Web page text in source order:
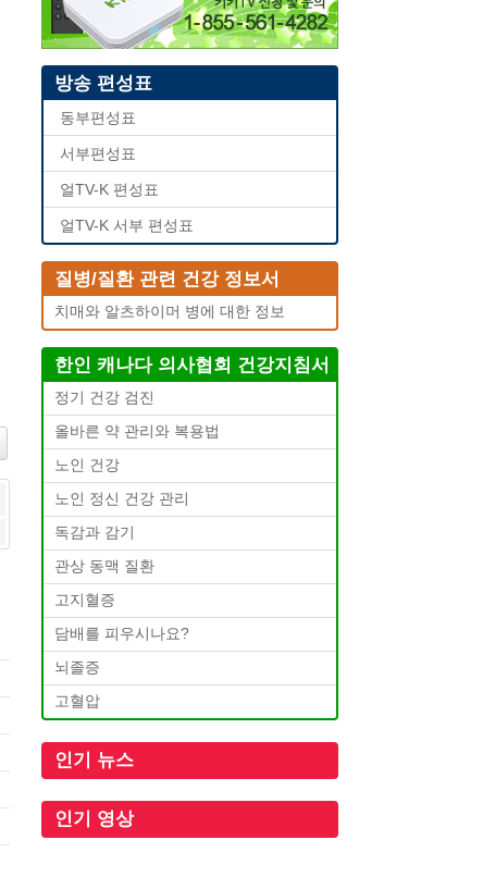
방송 편성표
동부편성표
서부편성표
얼TV-K 편성표
얼TV-K 서부 편성표
질병/질환 관련 건강 정보서
치매와 알츠하이머 병에 대한 정보
한인 캐나다 의사협회 건강지침서
정기 건강 검진
올바른 약 관리와 복용법
노인 건강
노인 정신 건강 관리
독감과 감기
관상 동맥 질환
고지혈증
담배를 피우시나요?
뇌졸증
고혈압
인기 뉴스
인기 영상